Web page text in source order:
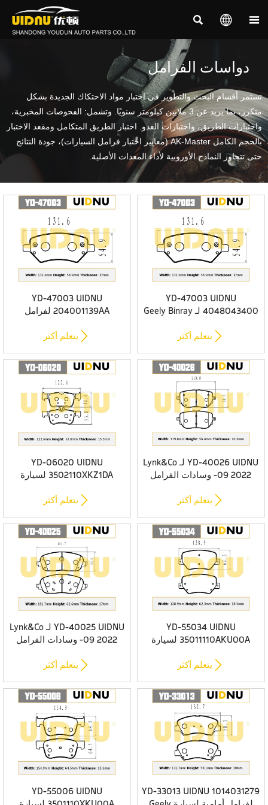
  
دواسات الفرامل
تستمر أقسام البحث والتطوير في اختبار مواد الاحتكاك الجديدة بشكل
متكرر، بما يزيد عن 3 ملايين كيلومتر سنويًا. وتشمل: الفحوصات المخبرية،
واختبارات الطريق، واختبارات العدو. اختبار الطريق المتكامل ومقعد الاختبار
بالحجم الكامل AK-Master (معايير اختبار فرامل السيارات)، جودة النتائج
حتى تتجاوز النماذج الأوروبية لأداء المعدات الأصلية.
YD-47003 UIDNU
204001139AA لفرامل
يتعلم أكثر 
YD-47003 UIDNU
4048043400 لـ Geely Binray
وسادات الفرامل الأمامية
يتعلم أكثر 
YD-06020 UIDNU
3502110XKZ1DA لسيارة
الفرامل الخلفية
يتعلم أكثر 
YD-40026 UIDNU لـ Lynk&Co
09 2022- وسادات الفرامل
يتعلم أكثر 
YD-40025 UIDNU لـ Lynk&Co
09 2022- وسادات الفرامل
يتعلم أكثر 
YD-55034 UIDNU
35011110AKU00A لسيارة
الفرامل الأمامية
يتعلم أكثر 
YD-55006 UIDNU
YD-33013 UIDNU 1014031279